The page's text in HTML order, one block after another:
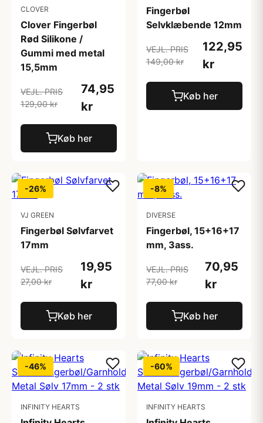
CLOVER
Clover Fingerbøl
Rød Silikone /
Gummi med metal
15,5mm
VEJL. PRIS
129,00 kr
74,95
kr
Køb her
Fingerbøl
Selvklæbende 12mm
VEJL. PRIS
149,00 kr
122,95
kr
Køb her
-26%
VJ GREEN
Fingerbøl Sølvfarvet
17mm
VEJL. PRIS
27,00 kr
19,95
kr
Køb her
-8%
DIVERSE
Fingerbøl, 15+16+17
mm, 3ass.
VEJL. PRIS
77,00 kr
70,95
kr
Køb her
-46%
INFINITY HEARTS
-60%
INFINITY HEARTS